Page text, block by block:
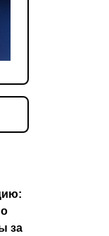
за